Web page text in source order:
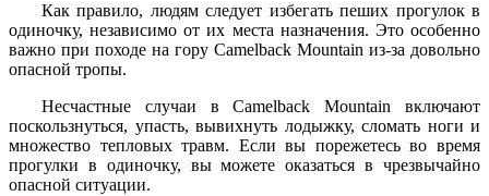
Как правило, людям следует избегать пеших прогулок в
одиночку, независимо от их места назначения. Это особенно
важно при походе на гору Camelback Mountain из-за довольно
опасной тропы.
Несчастные случаи в Camelback Mountain включают
поскользнуться, упасть, вывихнуть лодыжку, сломать ноги и
множество тепловых травм. Если вы порежетесь во время
прогулки в одиночку, вы можете оказаться в чрезвычайно
опасной ситуации.